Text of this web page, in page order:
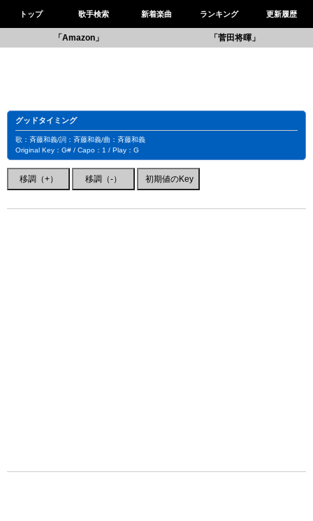
トップ 歌手検索 新着楽曲 ランキング 更新履歴
「Amazon」 「菅田将暉」
グッドタイミング
歌：斉藤和義/詞：斉藤和義/曲：斉藤和義
Original Key：G# / Capo：1 / Play：G